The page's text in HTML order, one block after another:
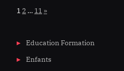
Page:
1 2 … 11 Next
»
Education Formation
Enfants